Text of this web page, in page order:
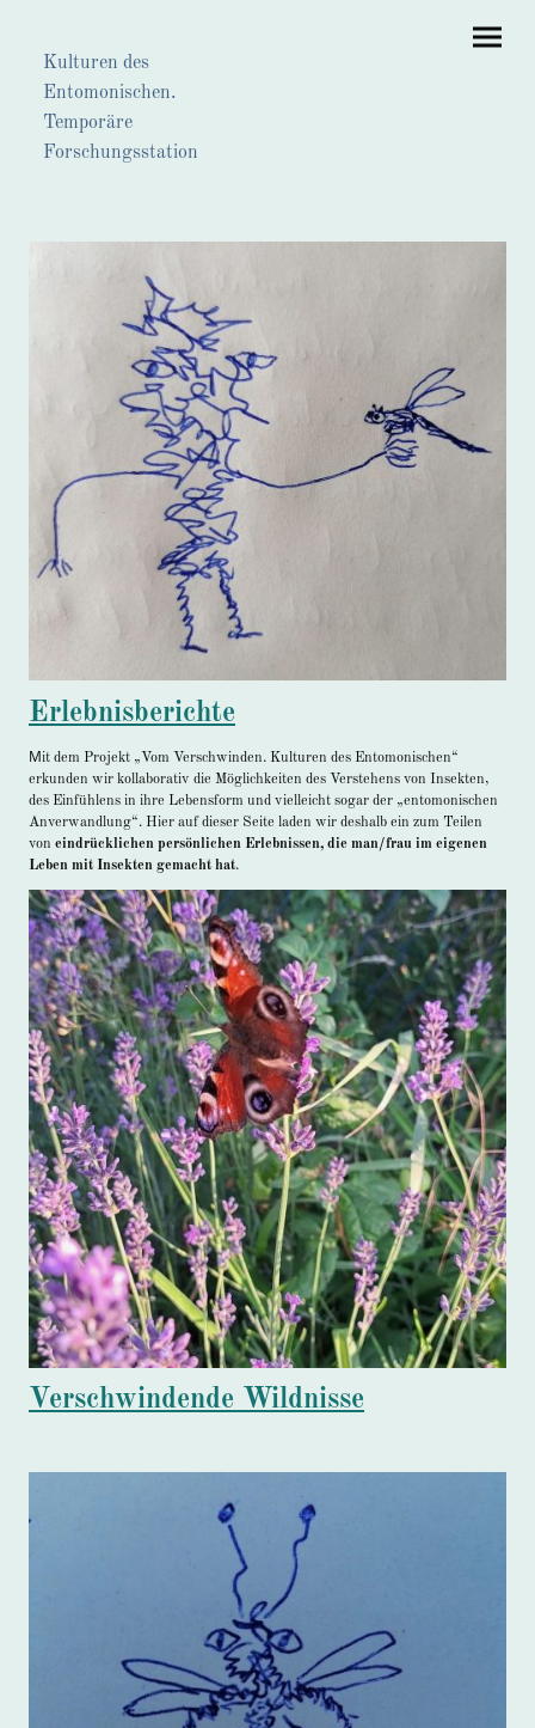
Kulturen des
Entomonischen.
Temporäre
Forschungsstation
Erlebnisberichte
Mit dem Projekt „Vom Verschwinden. Kulturen des Entomonischen“
erkunden wir kollaborativ die Möglichkeiten des Verstehens von Insekten,
des Einfühlens in ihre Lebensform und vielleicht sogar der „entomonischen
Anverwandlung“. Hier auf dieser Seite laden wir deshalb ein zum Teilen
von eindrücklichen persönlichen Erlebnissen, die man/frau im eigenen
Leben mit Insekten gemacht hat.
Verschwindende Wildnisse